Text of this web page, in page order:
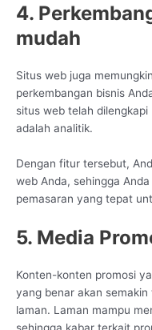
4.
mudah
Situs web juga
perkembangan bisnis
situs web telah
adalah analitik.
Dengan fitur tersebut,
web Anda, sehingga
pemasaran yang tepat
5. Media
Konten-konten promosi
yang benar akan
laman. Laman mampu
sehingga kabar terkait